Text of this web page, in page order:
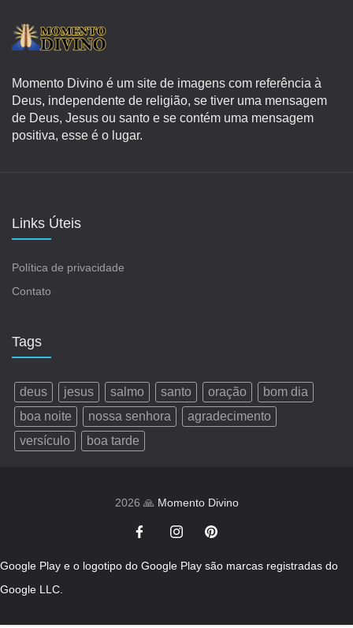
Momento Divino é um site de imagens com referência à
Deus, independente de religião, se tiver uma mensagem
de Deus, Jesus ou santo e se contém uma mensagem
positiva, esse é o lugar.
Links Úteis
Política de privacidade
Contato
Tags
deus jesus salmo santo oração
bom dia
boa noite
nossa senhora
agradecimento
versículo
boa tarde
2026 🙏 Momento Divino
Google Play e o logotipo do Google Play são marcas registradas do
Google LLC.